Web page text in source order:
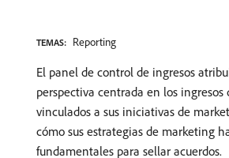
TEMAS: Reporting
El panel de control de ingresos
perspectiva centrada en los
vinculados a sus iniciativas de
cómo sus estrategias de marketing
fundamentales para sellar acuerdos.